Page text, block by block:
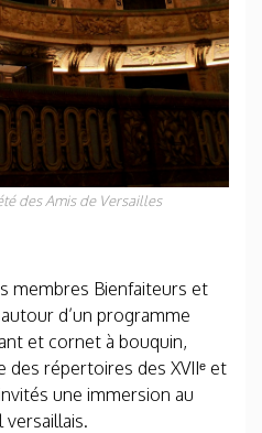
des Amis de Versailles
membres Bienfaiteurs et
d’un programme
et cornet à bouquin,
répertoires des XVIIᵉ et
une immersion au